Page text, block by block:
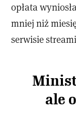
opłata
mniej niż
serwisie
ale